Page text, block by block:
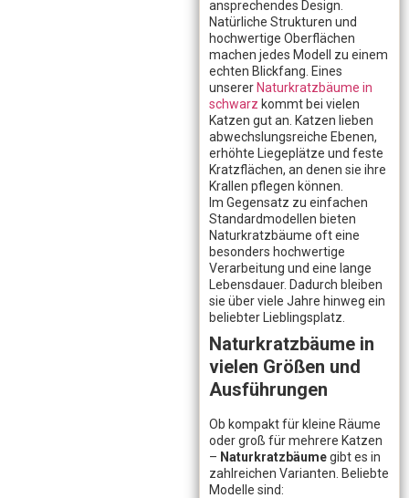
ansprechendes Design.
Natürliche Strukturen und
hochwertige Oberflächen
machen jedes Modell zu einem
echten Blickfang. Eines
unserer Naturkratzbäume in
schwarz kommt bei vielen
Katzen gut an. Katzen lieben
abwechslungsreiche Ebenen,
erhöhte Liegeplätze und feste
Kratzflächen, an denen sie ihre
Krallen pflegen können.
Im Gegensatz zu einfachen
Standardmodellen bieten
Naturkratzbäume oft eine
besonders hochwertige
Verarbeitung und eine lange
Lebensdauer. Dadurch bleiben
sie über viele Jahre hinweg ein
beliebter Lieblingsplatz.
Naturkratzbäume in
vielen Größen und
Ausführungen
Ob kompakt für kleine Räume
oder groß für mehrere Katzen
– Naturkratzbäumegibt es in
zahlreichen Varianten. Beliebte
Modelle sind: